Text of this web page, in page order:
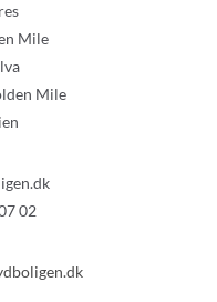
Mile
Mile
02